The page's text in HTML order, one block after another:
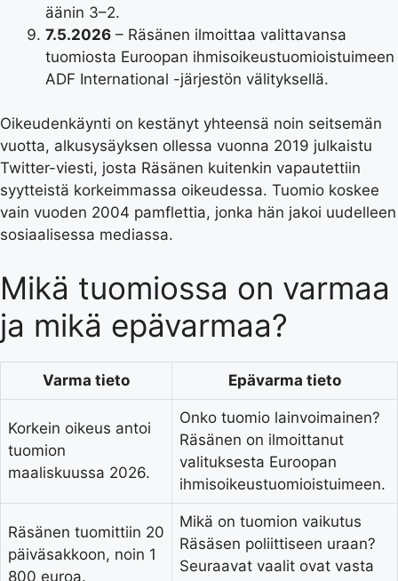
äänin 3–2.
7.5.2026 – Räsänen ilmoittaa valittavansa
tuomiosta Euroopan ihmisoikeustuomioistuimeen
ADF International -järjestön välityksellä.
Oikeudenkäynti on kestänyt yhteensä noin seitsemän
vuotta, alkusysäyksen ollessa vuonna 2019 julkaistu
Twitter-viesti, josta Räsänen kuitenkin vapautettiin
syytteistä korkeimmassa oikeudessa. Tuomio koskee
vain vuoden 2004 pamflettia, jonka hän jakoi uudelleen
sosiaalisessa mediassa.
Mikä tuomiossa on varmaa
ja mikä epävarmaa?
Varma tieto Epävarma tieto
Korkein oikeus antoi
tuomion
maaliskuussa 2026.
Onko tuomio lainvoimainen?
Räsänen on ilmoittanut
valituksesta Euroopan
ihmisoikeustuomioistuimeen.
Räsänen tuomittiin 20
päiväsakkoon, noin 1
800 euroa.
Mikä on tuomion vaikutus
Räsäsen poliittiseen uraan?
Seuraavat vaalit ovat vasta